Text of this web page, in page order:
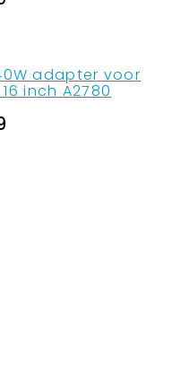
adapter voor
inch A2780